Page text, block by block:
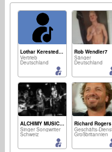
Lothar Kerestedjian
Vertrieb
Deutschland
Rob Wendler7
Sänger
Deutschland
ALCHIMY MUSIC FOLK-FUSION SONGWRITERS
Singer Songwriter
Schweiz
Richard Rogers
Großbritannien